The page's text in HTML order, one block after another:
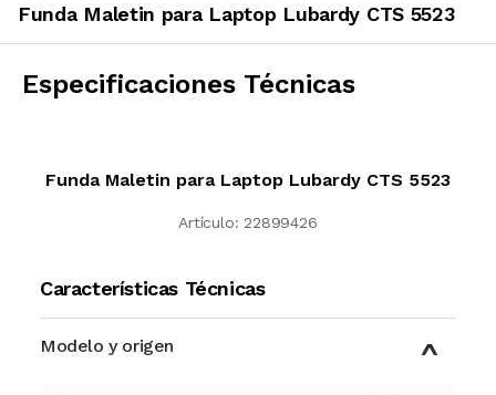
Funda Maletin para Laptop Lubardy CTS 5523
Especificaciones Técnicas
Funda Maletin para Laptop Lubardy CTS 5523
Artículo: 22899426
Características Técnicas
Modelo y origen